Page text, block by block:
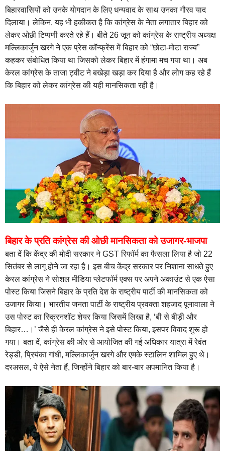
बिहारवासियों को उनके योगदान के लिए धन्यवाद के साथ उनका गौरव याद
दिलाया। लेकिन, यह भी हकीकत है कि कांग्रेस के नेता लगातार बिहार को
लेकर ओछी टिप्पणी करते रहे हैं। बीते 26 जून को कांग्रेस के राष्ट्रीय अध्यक्ष
मल्लिकार्जुन खरगे ने एक प्रेस कॉन्फ्रेंस में बिहार को “छोटा-मोटा राज्य”
कहकर संबोधित किया था जिसको लेकर बिहार में हंगामा मच गया था। अब
केरल कांग्रेस के ताजा ट्वीट ने बखेड़ा खड़ा कर दिया है और लोग कह रहे हैं
कि बिहार को लेकर कांग्रेस की यही मानसिकता रही है।
बिहार के प्रति कांग्रेस की ओछी मानसिकता को उजागर-भाजपा
बता दें कि केंद्र की मोदी सरकार ने GST रिफॉर्म का फैसला लिया है जो 22
सितंबर से लागू होने जा रहा है। इस बीच केंद्र सरकार पर निशाना साधते हुए
केरल कांग्रेस ने सोशल मीडिया प्लेटफॉर्म एक्स पर अपने अकाउंट से एक ऐसा
पोस्ट किया जिसने बिहार के प्रति देश के राष्ट्रीय पार्टी की मानसिकता को
उजागर किया। भारतीय जनता पार्टी के राष्ट्रीय प्रवक्ता शहजाद पूनावाला ने
उस पोस्ट का स्क्रिनशॉट शेयर किया जिसमें लिखा है, ‘बी से बीड़ी और
बिहार…।’ जैसे ही केरल कांग्रेस ने इसे पोस्ट किया, इसपर विवाद शुरू हो
गया। बता दें, कांग्रेस की ओर से आयोजित की गई अधिकार यात्रा में रेवंत
रेड्डी, प्रियंका गांधी, मल्लिकार्जुन खरगे और एमके स्टालिन शामिल हुए थे।
दरअसल, ये ऐसे नेता हैं, जिन्होंने बिहार को बार-बार अपमानित किया है।